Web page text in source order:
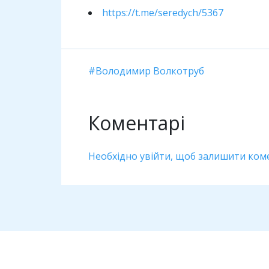
https://t.me/seredych/5367
Володимир Волкотруб
Коментарі
Необхідно увійти, щоб залишити